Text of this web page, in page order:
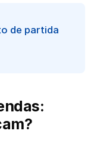
de partida